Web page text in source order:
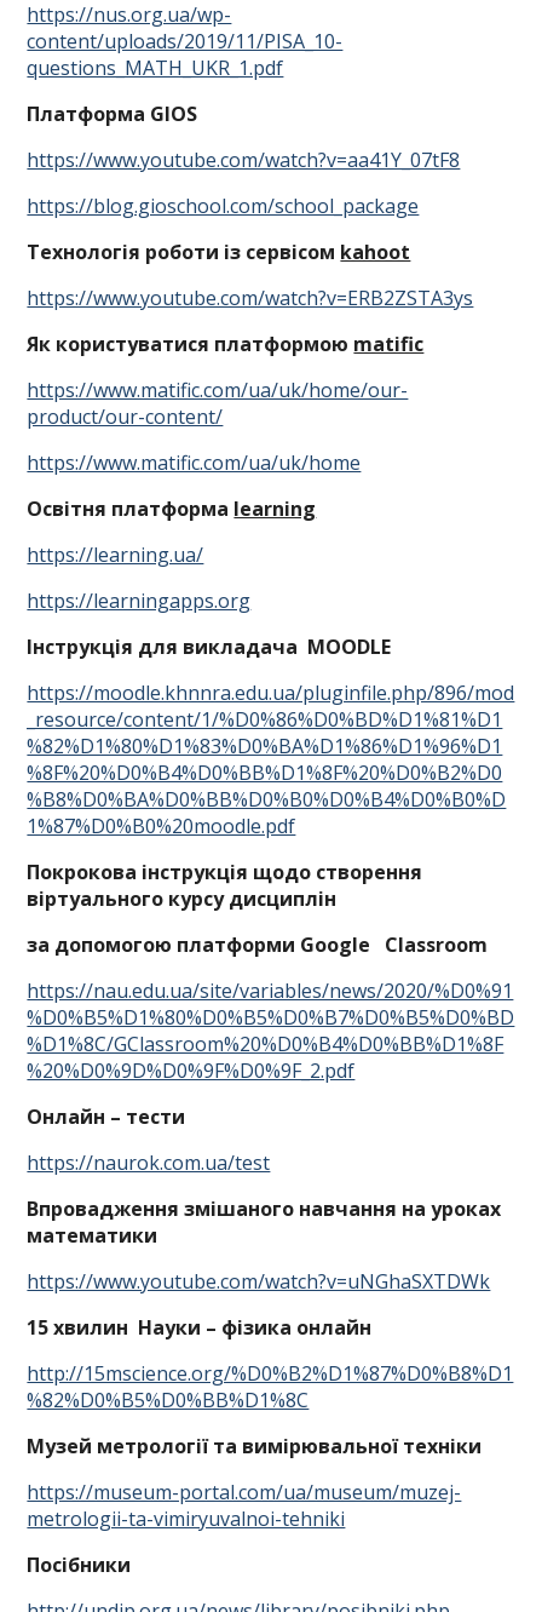
https://nus.org.ua/wp-
content/uploads/2019/11/PISA_10-
questions_MATH_UKR_1.pdf
Платформа GIOS
https://www.youtube.com/watch?v=aa41Y_07tF8
https://blog.gioschool.com/school_package
Технологія роботи із сервісом kahoot
https://www.youtube.com/watch?v=ERB2ZSTA3ys
Як користуватися платформою matific
https://www.matific.com/ua/uk/home/our-
product/our-content/
https://www.matific.com/ua/uk/home
Освітня платформа learning
https://learning.ua/
https://learningapps.org
Інструкція для викладача MOODLE
https://moodle.khnnra.edu.ua/pluginfile.php/896/mod
_resource/content/1/%D0%86%D0%BD%D1%81%D1
%82%D1%80%D1%83%D0%BA%D1%86%D1%96%D1
%8F%20%D0%B4%D0%BB%D1%8F%20%D0%B2%D0
%B8%D0%BA%D0%BB%D0%B0%D0%B4%D0%B0%D
1%87%D0%B0%20moodle.pdf
Покрокова інструкція щодо створення
віртуального курсу дисциплін
за допомогою платформи Google
Classroom
https://nau.edu.ua/site/variables/news/2020/%D0%91
%D0%B5%D1%80%D0%B5%D0%B7%D0%B5%D0%BD
%D1%8C/GClassroom%20%D0%B4%D0%BB%D1%8F
%20%D0%9D%D0%9F%D0%9F_2.pdf
Онлайн – тести
https://naurok.com.ua/test
Впровадження змішаного навчання на уроках
математики
https://www.youtube.com/watch?v=uNGhaSXTDWk
15 хвилин Науки – фізика онлайн
http://15mscience.org/%D0%B2%D1%87%D0%B8%D1
%82%D0%B5%D0%BB%D1%8C
Музей метрології та вимірювальної техніки
https://museum-portal.com/ua/museum/muzej-
metrologii-ta-vimiryuvalnoi-tehniki
Посібники